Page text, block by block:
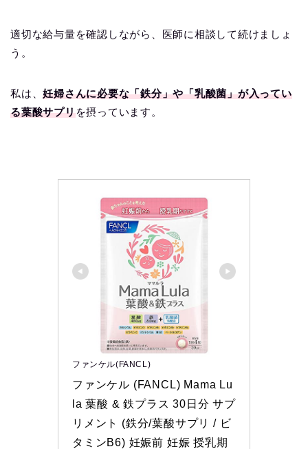
適切な給与量を確認しながら、医師に相談して続けましょ
う。
私は、妊婦さんに必要な「鉄分」や「乳酸菌」が入ってい
る葉酸サプリを摂っています。
ファンケル(FANCL)
ファンケル (FANCL) Mama Lu
la 葉酸 & 鉄プラス 30日分 サプ
リメント (鉄分/葉酸サプリ / ビ
タミンB6) 妊娠前 妊娠 授乳期